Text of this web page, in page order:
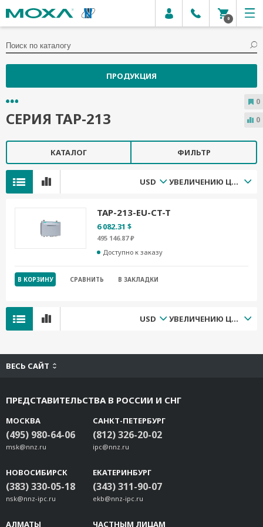
0
ПРОДУКЦИЯ
СЕРИЯ TAP-213
КАТАЛОГ ФИЛЬТР
USD УВЕЛИЧЕНИЮ ЦЕНЫ
TAP-213-EU-CT-T
6 082.31 $
495 146.87 ₽
Доступно к заказу
В КОРЗИНУ СРАВНИТЬ В ЗАКЛАДКИ
USD УВЕЛИЧЕНИЮ ЦЕНЫ
ВЕСЬ САЙТ
ПРЕДСТАВИТЕЛЬСТВА В РОССИИ И СНГ
МОСКВА
(495) 980-64-06
msk@nnz.ru
САНКТ-ПЕТЕРБУРГ
(812) 326-20-02
ipc@nnz.ru
НОВОСИБИРСК
(383) 330-05-18
nsk@nnz-ipc.ru
ЕКАТЕРИНБУРГ
(343) 311-90-07
ekb@nnz-ipc.ru
АЛМАТЫ ЧАСТНЫМ ЛИЦАМ
0
0